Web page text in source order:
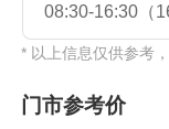
08:30-16:30（
* 以上信息仅供参考
门市参考价